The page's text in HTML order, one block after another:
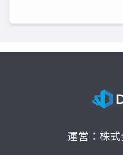
運営：株